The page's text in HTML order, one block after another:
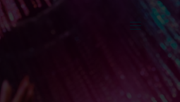
de